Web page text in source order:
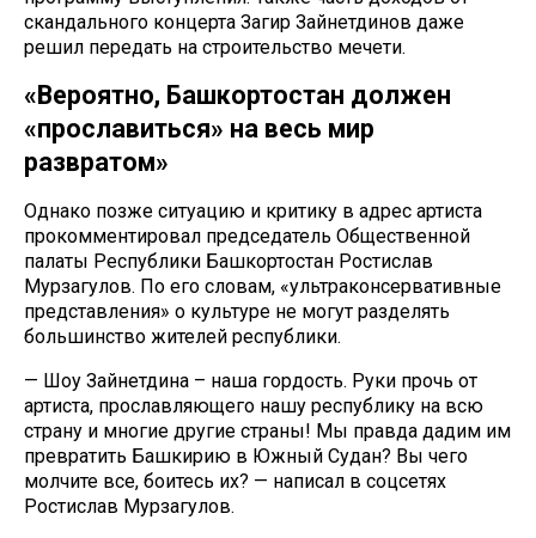
скандального концерта Загир Зайнетдинов даже
решил передать на строительство мечети.
«Вероятно, Башкортостан должен
«прославиться» на весь мир
развратом»
Однако позже ситуацию и критику в адрес артиста
прокомментировал председатель Общественной
палаты Республики Башкортостан Ростислав
Мурзагулов. По его словам, «ультраконсервативные
представления» о культуре не могут разделять
большинство жителей республики.
— Шоу Зайнетдина – наша гордость. Руки прочь от
артиста, прославляющего нашу республику на всю
страну и многие другие страны! Мы правда дадим им
превратить Башкирию в Южный Судан? Вы чего
молчите все, боитесь их? — написал в соцсетях
Ростислав Мурзагулов.